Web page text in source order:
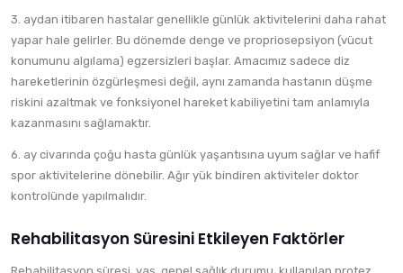
3. aydan itibaren hastalar genellikle günlük aktivitelerini daha rahat
yapar hale gelirler. Bu dönemde denge ve propriosepsiyon (vücut
konumunu algılama) egzersizleri başlar. Amacımız sadece diz
hareketlerinin özgürleşmesi değil, aynı zamanda hastanın düşme
riskini azaltmak ve fonksiyonel hareket kabiliyetini tam anlamıyla
kazanmasını sağlamaktır.
6. ay civarında çoğu hasta günlük yaşantısına uyum sağlar ve hafif
spor aktivitelerine dönebilir. Ağır yük bindiren aktiviteler doktor
kontrolünde yapılmalıdır.
Rehabilitasyon Süresini Etkileyen Faktörler